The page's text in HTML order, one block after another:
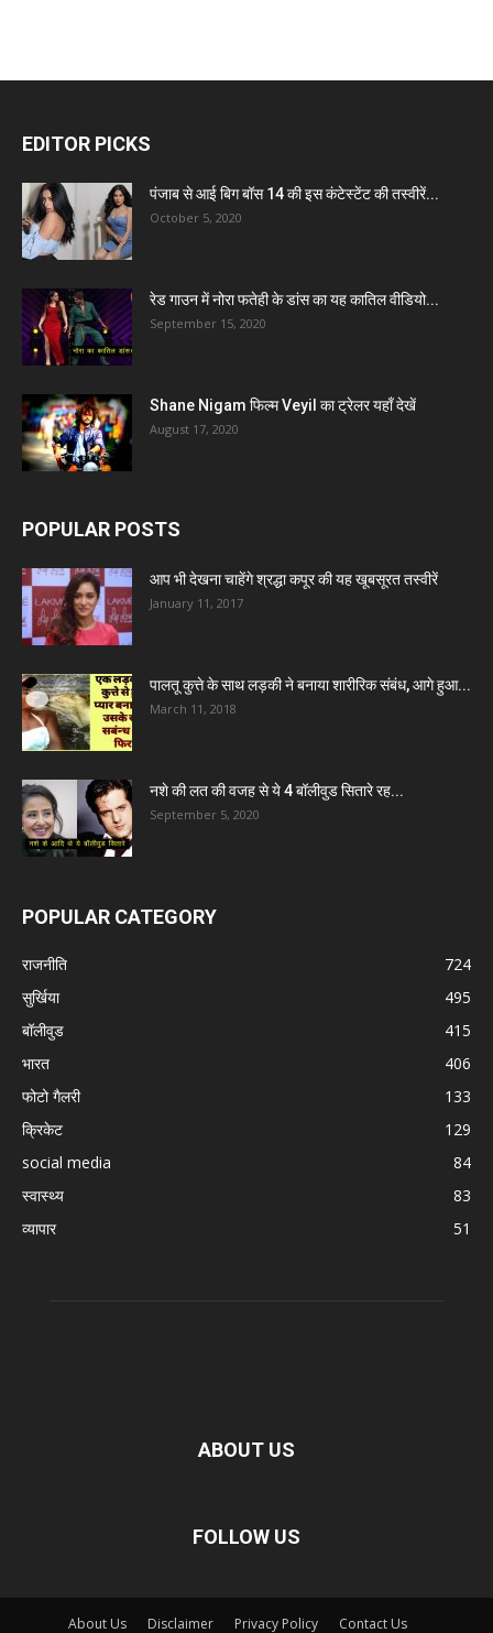
EDITOR PICKS
पंजाब से आई बिग बॉस 14 की इस कंटेस्टेंट की तस्वीरें...
October 5, 2020
रेड गाउन में नोरा फतेही के डांस का यह कातिल वीडियो...
September 15, 2020
Shane Nigam फिल्म Veyil का ट्रेलर यहाँ देखें
August 17, 2020
POPULAR POSTS
आप भी देखना चाहेंगे श्रद्धा कपूर की यह खूबसूरत तस्वीरें
January 11, 2017
पालतू कुत्ते के साथ लड़की ने बनाया शारीरिक संबंध, आगे हुआ...
March 11, 2018
नशे की लत की वजह से ये 4 बॉलीवुड सितारे रह...
September 5, 2020
POPULAR CATEGORY
राजनीति
724
सुर्खिया
495
बॉलीवुड
415
भारत
406
फोटो गैलरी
133
क्रिकेट
129
social media
84
स्वास्थ्य
83
व्यापार
51
ABOUT US
FOLLOW US
About Us Disclaimer Privacy Policy Contact Us